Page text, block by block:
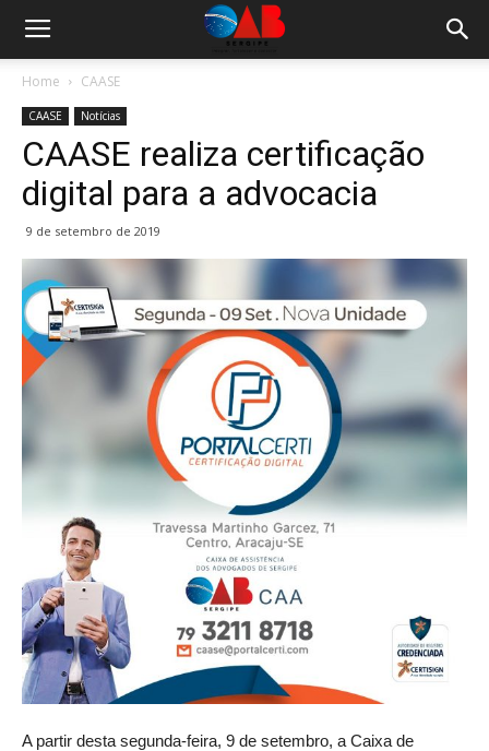
Home CAASE
CAASE Notícias
CAASE realiza certificação
digital para a advocacia
9 de setembro de 2019
A partir desta segunda-feira, 9 de setembro, a Caixa de